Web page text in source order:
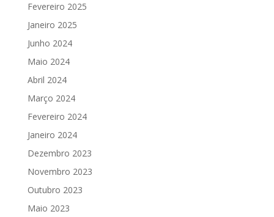
Fevereiro 2025
Janeiro 2025
Junho 2024
Maio 2024
Abril 2024
Março 2024
Fevereiro 2024
Janeiro 2024
Dezembro 2023
Novembro 2023
Outubro 2023
Maio 2023